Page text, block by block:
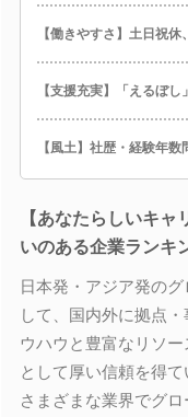
【働きやすさ】土日祝
【支援充実】「えるぼ
【風土】社歴・経験年
【あなたらしいキ
いのある企業ランキ
日本発・アジア発の
して、国内外に拠点
ウハウと豊富なリソ
として厚い信頼を得て
さまざまな業界でグ